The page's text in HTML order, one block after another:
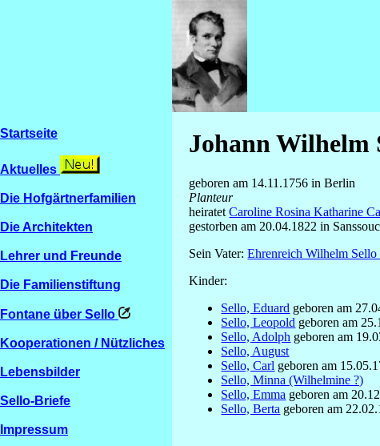
Startseite
Aktuelles
Die Hofgärtnerfamilien
Die Architekten
Lehrer und Freunde
Die Familienstiftung
Fontane über Sello
Kooperationen / Nützliches
Lebensbilder
Sello-Briefe
Impressum
Johann Wilhelm
geboren am 14.11.1756 in Berlin
Planteur
heiratetCaroline Rosina Katharine
gestorben am 20.04.1822 in
Sein Vater:Ehrenreich Wilhelm Sello
Kinder:
Sello, Eduard geboren am
Sello, Leopold geboren am
Sello, Adolph geboren am
Sello, August
Sello, Carl geboren am
Sello, Minna (Wilhelmine ?)
Sello, Emma geboren am
Sello, Berta geboren am